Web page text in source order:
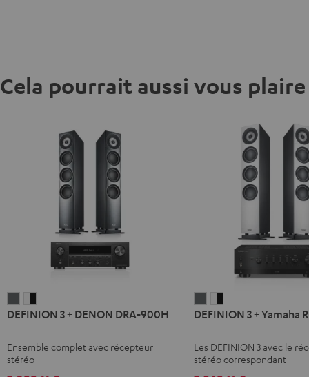
Cela pourrait aussi vous plaire
3
DENON
DRA-
3
DENON
DEFINION 3 + DENON DRA-900H
Ensemble complet avec récepteur
stéréo
3
Yamaha
R-
3
Yamaha
R-
DEFINION 3 + Yamaha
Les DEFINION 3 avec le
stéréo correspondant